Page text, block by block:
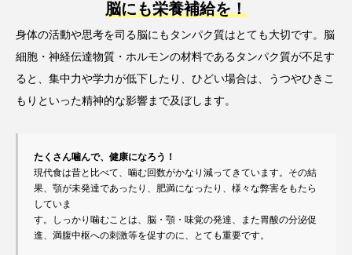
脳にも栄養補給を！
身体の活動や思考を司る脳にもタンパク質はとても大切です。脳
細胞・神経伝達物質・ホルモンの材料であるタンパク質が不足す
ると、集中力や学力が低下したり、ひどい場合は、うつやひきこ
もりといった精神的な影響まで及ぼします。
たくさん噛んで、健康になろう！
現代食は昔と比べて、噛む回数がかなり減ってきています。その結
果、顎が未発達であったり、肥満になったり、様々な弊害をもたら
していま
す。しっかり噛むことは、脳・顎・味覚の発達、また胃酸の分泌促
進、満腹中枢への刺激等を促すのに、とても重要です。